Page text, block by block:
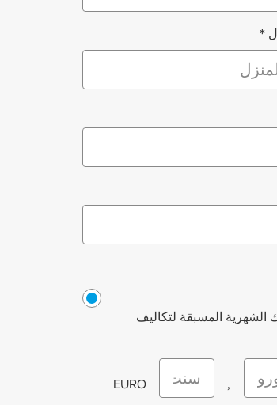
*
الشهرية المسبقة لتكاليف
التشغيل البارد، من بين أمور أخرى، الماء البارد،
وإزالة الثلوج، والكهرباء، والتأمين.
,
EURO